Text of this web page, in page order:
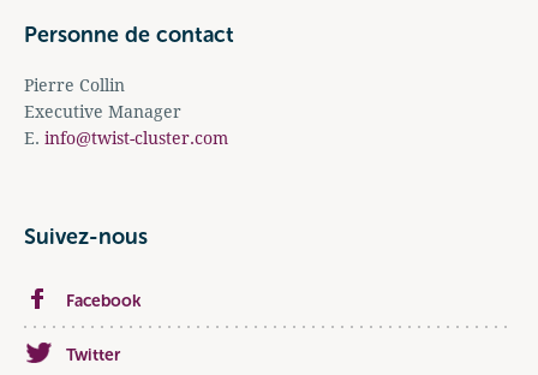
Personne de contact
Pierre Collin
Executive Manager
E. info@twist-cluster.com
Suivez-nous
Facebook
Twitter